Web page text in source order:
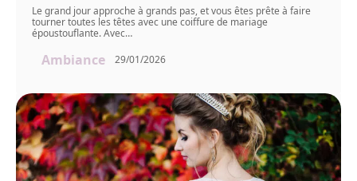
Le grand jour approche à grands pas, et vous êtes prête à faire
tourner toutes les têtes avec une coiffure de mariage
époustouflante. Avec…
Ambiance 29/01/2026